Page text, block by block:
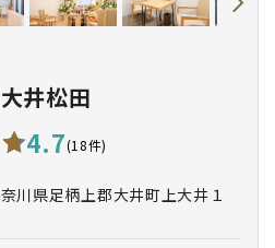
井松田
4.7(18件)
川県足柄上郡大井町上大井１